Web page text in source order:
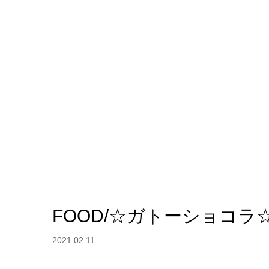
FOOD/☆ガトーショコラ
2021.02.11